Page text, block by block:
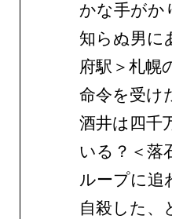
かな手がか
知らぬ男に
府駅＞札幌
命令を受け
酒井は四千
いる？＜落
ループに追
自殺した、